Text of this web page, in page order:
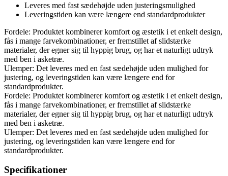
Leveres med fast sædehøjde uden justeringsmulighed
Leveringstiden kan være længere end standardprodukter
Fordele: Produktet kombinerer komfort og æstetik i et enkelt design,
fås i mange farvekombinationer, er fremstillet af slidstærke
materialer, der egner sig til hyppig brug, og har et naturligt udtryk
med ben i asketræ.
Ulemper: Det leveres med en fast sædehøjde uden mulighed for
justering, og leveringstiden kan være længere end for
standardprodukter.
Fordele: Produktet kombinerer komfort og æstetik i et enkelt design,
fås i mange farvekombinationer, er fremstillet af slidstærke
materialer, der egner sig til hyppig brug, og har et naturligt udtryk
med ben i asketræ.
Ulemper: Det leveres med en fast sædehøjde uden mulighed for
justering, og leveringstiden kan være længere end for
standardprodukter.
Specifikationer